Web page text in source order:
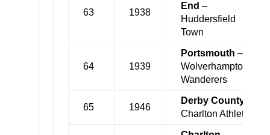
63 1938
End –
Huddersfield
Town
64 1939
Portsmouth –
Wolverhampton
Wanderers
65 1946
Derby County
Charlton Athletic